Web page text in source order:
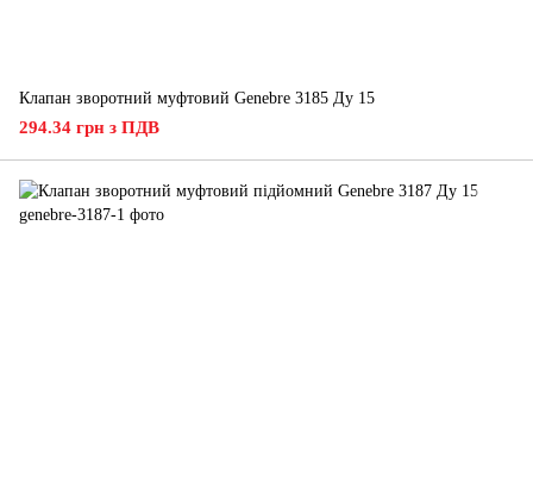
Клапан зворотний муфтовий Genebre 3185 Ду 15
294.34 грн з ПДВ